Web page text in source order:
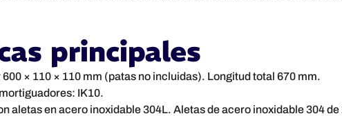
principales
× 110 × 110 mm (patas no incluidas). Longitud total 670 mm.
IK10.
aletas en acero inoxidable 304L. Aletas de acero inoxidable 304